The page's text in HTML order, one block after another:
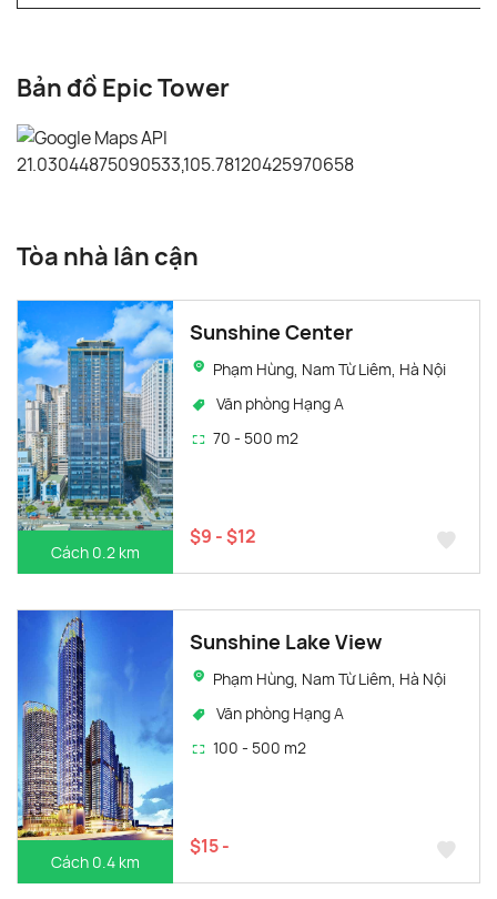
Bản đồ Epic Tower
Tòa nhà lân cận
Cách 0.2 km
Sunshine Center
Phạm Hùng, Nam Từ Liêm, Hà Nội
Văn phòng Hạng A
70 - 500 m2
$9 - $12
Cách 0.4 km
Sunshine Lake View
Phạm Hùng, Nam Từ Liêm, Hà Nội
Văn phòng Hạng A
100 - 500 m2
$15 -